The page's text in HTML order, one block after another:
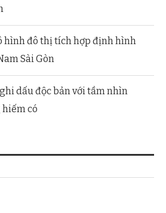
hình đô thị tích hợp định hình
Sài Gòn
dấu độc bản với tầm nhìn
có